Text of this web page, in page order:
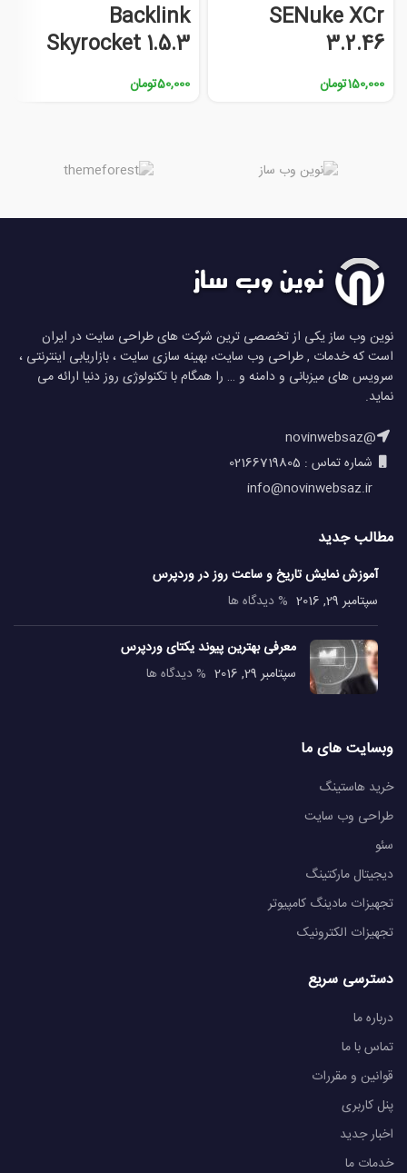
SENuke XCr
3.2.46
150,000تومان
Backlink
Skyrocket 1.5.3
50,000تومان
نوین وب ساز یکی از تخصصی ترین شرکت های طراحی سایت در ایران
است که خدمات , طراحی وب سایت، بهینه سازی سایت ، بازاریابی اینترنتی ،
سرویس های میزبانی و دامنه و … را همگام با تکنولوژی روز دنیا ارائه می
نماید.
@novinwebsaz
شماره تماس : 02166719805
مطالب جدید
آموزش نمایش تاریخ و ساعت روز در وردپرس
سپتامبر 29, 2016
% دیدگاه ها
معرفی بهترین پیوند یکتای وردپرس
سپتامبر 29, 2016
% دیدگاه ها
وبسایت های ما
خرید هاستینگ
طراحی وب سایت
سئو
دیجیتال مارکتینگ
تجهیزات مادینگ کامپیوتر
تجهیزات الکترونیک
دسترسی سریع
درباره ما
تماس با ما
قوانین و مقررات
پنل کاربری
اخبار جدید
خدمات ما